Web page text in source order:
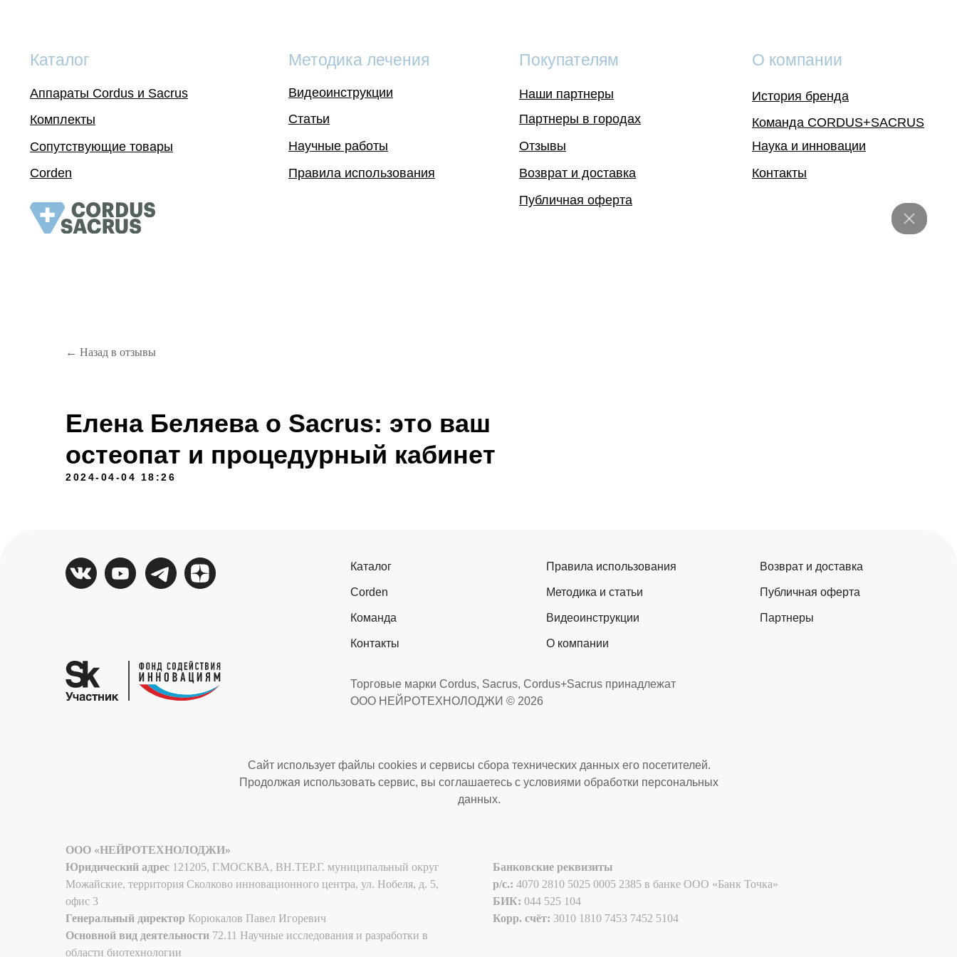
Покупателям
Отзывы
Каталог
Аппараты Cordus и Sacrus
Комплекты
Сопутствующие товары
Corden
Публичная оферта
Возврат и доставка
Методика лечения
Видеоинструкции
Наши партнеры
Статьи
Научные работы
Правила использования
О компании
История бренда
Команда CORDUS+SACRUS
Контакты
Наука и инновации
Партнеры в городах
← Назад в отзывы
Елена Беляева о Sacrus: это ваш
остеопат и процедурный кабинет
2024-04-04 18:26
Команда
Corden
Торговые марки Cordus, Sacrus, Cordus+Sacrus принадлежат
ООО НЕЙРОТЕХНОЛОДЖИ © 2026
Методика и статьи
Каталог Правила использования
О компании
Контакты
Партнеры
Возврат и доставка
Публичная оферта
Видеоинструкции
Сайт использует файлы cookies и сервисы сбора технических данных его посетителей.
Продолжая использовать сервис, вы соглашаетесь с условиями обработки персональных
данных.
ООО «НЕЙРОТЕХНОЛОДЖИ»
Юридический адрес 121205, Г.МОСКВА, ВН.ТЕР.Г. муниципальный округ
Можайские, территория Сколково инновационного центра, ул. Нобеля, д. 5,
офис 3
Генеральный директор Корюкалов Павел Игоревич
Основной вид деятельности 72.11 Научные исследования и разработки в
области биотехнологии
Банковские реквизиты
p/c.: 4070 2810 5025 0005 2385 в банке ООО «Банк Точка»
БИК: 044 525 104
Корр. счёт: 3010 1810 7453 7452 5104